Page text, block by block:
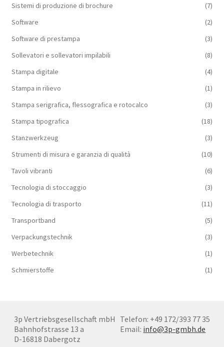
Sistemi di produzione di brochure
(7)
Software
(2)
Software di prestampa
(3)
Sollevatori e sollevatori impilabili
(8)
Stampa digitale
(4)
Stampa in rilievo
(1)
Stampa serigrafica, flessografica e rotocalco
(3)
Stampa tipografica
(18)
Stanzwerkzeug
(3)
Strumenti di misura e garanzia di qualità
(10)
Tavoli vibranti
(6)
Tecnologia di stoccaggio
(3)
Tecnologia di trasporto
(11)
Transportband
(5)
Verpackungstechnik
(3)
Werbetechnik
(1)
Schmierstoffe
(1)
3p Vertriebsgesellschaft mbH
Bahnhofstrasse 13 a
D-16818 Dabergotz
Telefon: +49 172/393 77 35
Email: info@3p-gmbh.de